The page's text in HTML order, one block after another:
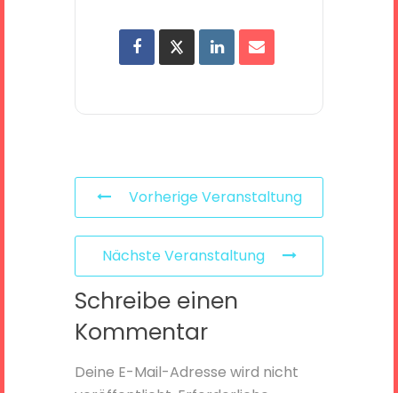
Vorherige Veranstaltung
Nächste Veranstaltung
Schreibe einen
Kommentar
Deine E-Mail-Adresse wird nicht